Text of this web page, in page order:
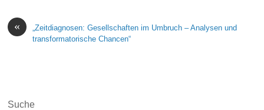
«
„Zeitdiagnosen: Gesellschaften im Umbruch – Analysen und
transformatorische Chancen“
Suche